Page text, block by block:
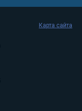
Карта сайта